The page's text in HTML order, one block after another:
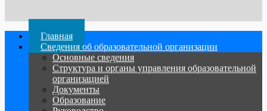
Главная
Сведения об образовательной организации
Основные сведения
Структура и органы управления образовательной
организацией
Документы
Образование